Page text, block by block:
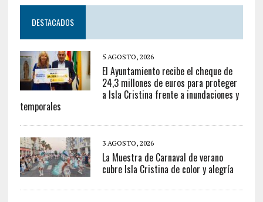
DESTACADOS
5 AGOSTO, 2026
El Ayuntamiento recibe el cheque de
24,3 millones de euros para proteger
a Isla Cristina frente a inundaciones y
temporales
3 AGOSTO, 2026
La Muestra de Carnaval de verano
cubre Isla Cristina de color y alegría